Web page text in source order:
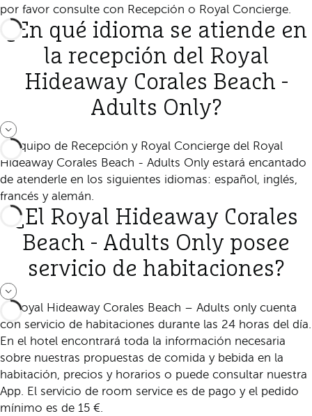
por favor consulte con Recepción o Royal Concierge.
¿En qué idioma se atiende en
la recepción del Royal
Hideaway Corales Beach -
Adults Only?
El equipo de Recepción y Royal Concierge del Royal
Hideaway Corales Beach - Adults Only estará encantado
de atenderle en los siguientes idiomas: español, inglés,
francés y alemán.
¿El Royal Hideaway Corales
Beach - Adults Only posee
servicio de habitaciones?
El Royal Hideaway Corales Beach – Adults only cuenta
con servicio de habitaciones durante las 24 horas del día.
En el hotel encontrará toda la información necesaria
sobre nuestras propuestas de comida y bebida en la
habitación, precios y horarios o puede consultar nuestra
App. El servicio de room service es de pago y el pedido
mínimo es de 15 €.